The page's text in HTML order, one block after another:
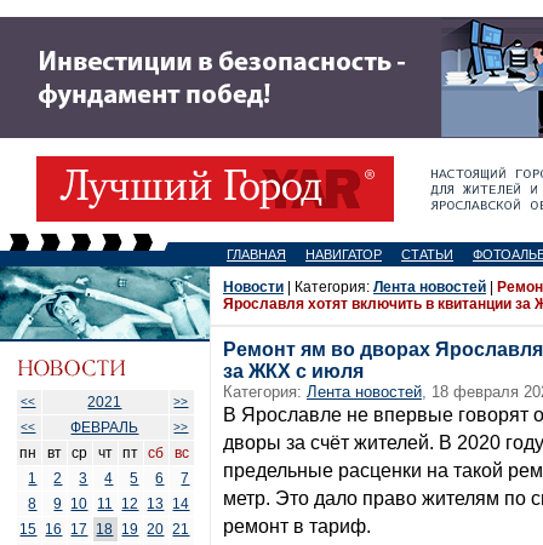
ГЛАВНАЯ НАВИГАТОР СТАТЬИ
<< 2021
>>
<<
ФЕВРАЛЬ >>
пн вт ср чт пт сб
вс
1
2 3 4 5 6
7
8
9 10 11 12 13 14
15 16 17 18 19 20 21
Новости | Категория: Лента новостей
Ярославля хотят включить в квитанции за
Ремонт ям во дворах
за ЖКХ с июля
Категория: Лента новостей, 18 февраля
В Ярославле не впервые говорят
дворы за счёт жителей. В 2020
предельные расценки на такой
метр. Это дало право жителям по
ремонт в тариф.